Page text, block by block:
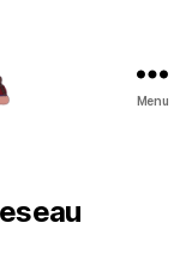
Menu